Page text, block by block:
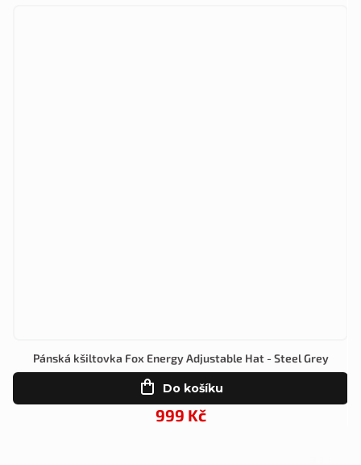
Pánská kšiltovka Fox Energy Adjustable Hat - Steel Grey
999 Kč
Do košíku